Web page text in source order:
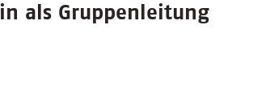
in als Gruppenleitung